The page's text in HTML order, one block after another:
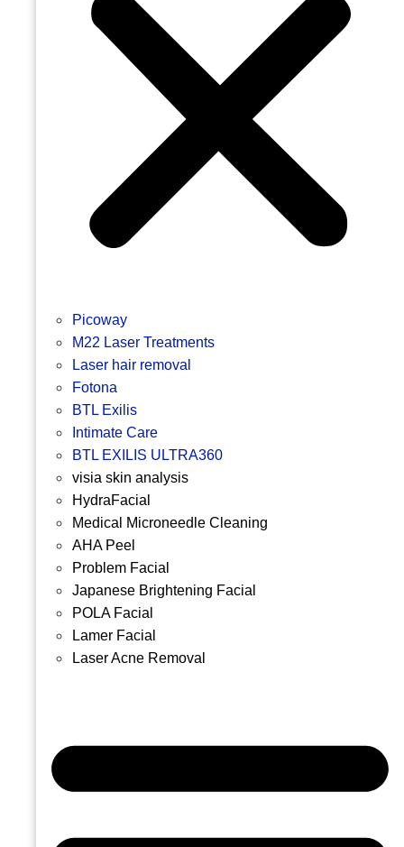
Picoway
M22 Laser Treatments
Laser hair removal
Fotona
BTL Exilis
Intimate Care
BTL EXILIS ULTRA360
visia skin analysis
HydraFacial
Medical Microneedle Cleaning
AHA Peel
Problem Facial
Japanese Brightening Facial
POLA Facial
Lamer Facial
Laser Acne Removal